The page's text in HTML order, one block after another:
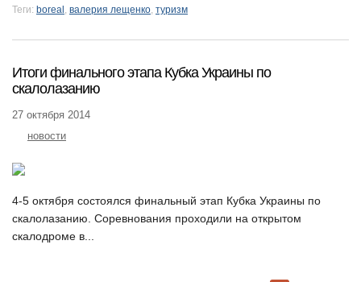
Теги: boreal валерия лещенко туризм
Итоги финального этапа Кубка Украины по
скалолазанию
27 октября 2014
новости
4-5 октября состоялся финальный этап Кубка Украины по
скалолазанию. Соревнования проходили на открытом
скалодроме в...